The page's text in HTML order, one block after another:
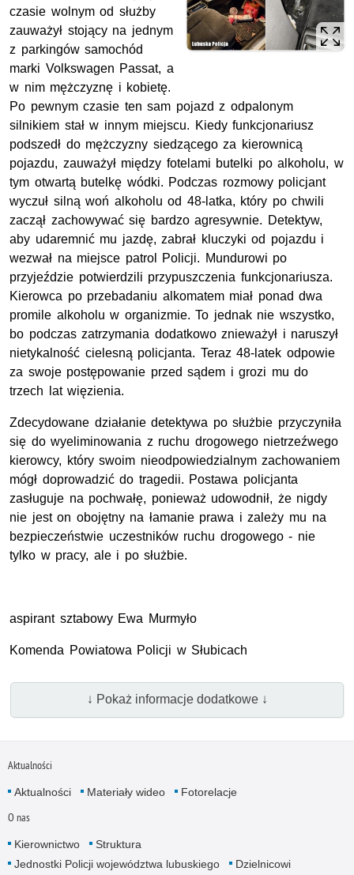
czasie wolnym od służby
zauważył stojący na jednym
z parkingów samochód
marki Volkswagen Passat, a
w nim mężczyznę i kobietę.
Po pewnym czasie ten sam pojazd z odpalonym
silnikiem stał w innym miejscu. Kiedy funkcjonariusz
podszedł do mężczyzny siedzącego za kierownicą
pojazdu, zauważył między fotelami butelki po alkoholu, w
tym otwartą butelkę wódki. Podczas rozmowy policjant
wyczuł silną woń alkoholu od 48-latka, który po chwili
zaczął zachowywać się bardzo agresywnie. Detektyw,
aby udaremnić mu jazdę, zabrał kluczyki od pojazdu i
wezwał na miejsce patrol Policji. Mundurowi po
przyjeździe potwierdzili przypuszczenia funkcjonariusza.
Kierowca po przebadaniu alkomatem miał ponad dwa
promile alkoholu w organizmie. To jednak nie wszystko,
bo podczas zatrzymania dodatkowo znieważył i naruszył
nietykalność cielesną policjanta. Teraz 48-latek odpowie
za swoje postępowanie przed sądem i grozi mu do
trzech lat więzienia.
Zdecydowane działanie detektywa po służbie przyczyniła
się do wyeliminowania z ruchu drogowego nietrzeźwego
kierowcy, który swoim nieodpowiedzialnym zachowaniem
mógł doprowadzić do tragedii. Postawa policjanta
zasługuje na pochwałę, ponieważ udowodnił, że nigdy
nie jest on obojętny na łamanie prawa i zależy mu na
bezpieczeństwie uczestników ruchu drogowego - nie
tylko w pracy, ale i po służbie.
aspirant sztabowy Ewa Murmyło
Komenda Powiatowa Policji w Słubicach
↓ Pokaż informacje dodatkowe ↓
Aktualności
Aktualności Materiały wideo Fotorelacje
O nas
Kierownictwo
Struktura
Jednostki Policji województwa lubuskiego
Dzielnicowi